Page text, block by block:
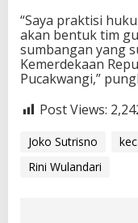
“Saya praktisi
akan bentuk tim
sumbangan yang
Kemerdekaan
Pucakwangi,”
Post Views:
Joko Sutrisno
Rini Wulandari